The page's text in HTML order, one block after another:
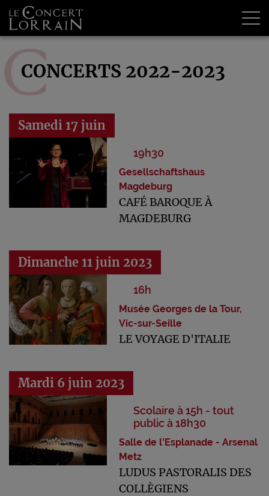
CONCERTS 2022-2023
Samedi 17 juin
19h30
Gesellschaftshaus
Magdeburg
CAFÉ BAROQUE À
MAGDEBURG
Dimanche 11 juin 2023
16h
Musée Georges de la Tour,
Vic-sur-Seille
LE VOYAGE D'ITALIE
Mardi 6 juin 2023
Scolaire à 15h - tout
public à 18h30
Salle de l'Esplanade - Arsenal
Metz
LUDUS PASTORALIS DES
COLLÈGIENS